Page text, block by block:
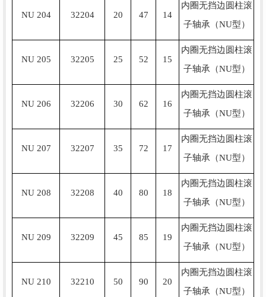
NU 204 32204 20 47 14
内圈无挡边圆柱滚
子轴承（NU型）
NU 205 32205 25 52 15
内圈无挡边圆柱滚
子轴承（NU型）
NU 206 32206 30 62 16
内圈无挡边圆柱滚
子轴承（NU型）
NU 207 32207 35 72 17
内圈无挡边圆柱滚
子轴承（NU型）
NU 208 32208 40 80 18
内圈无挡边圆柱滚
子轴承（NU型）
NU 209 32209 45 85 19
内圈无挡边圆柱滚
子轴承（NU型）
NU 210 32210 50 90 20
内圈无挡边圆柱滚
子轴承（NU型）